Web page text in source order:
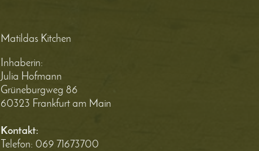
Matildas Kitchen
Inhaberin:
Julia Hofmann
Grüneburgweg 86
60323 Frankfurt am Main
Kontakt:
Telefon: 069 71673700